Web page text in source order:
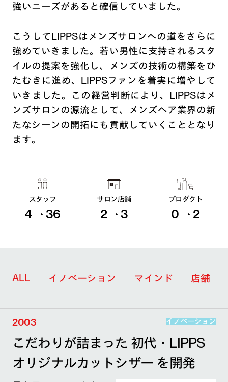
強いニーズがあると確信していました。
こうしてLIPPSはメンズサロンへの道をさらに
強めていきました。若い男性に支持されるスタ
イルの提案を強化し、メンズの技術の構築をひ
たむきに進め、LIPPSファンを着実に増やして
いきました。この経営判断により、LIPPSはメ
ンズサロンの源流として、メンズヘア業界の新
たなシーンの開拓にも貢献していくこととなり
ます。
スタッフ
4 36
サロン店舗
2 3
プロダクト
0 2
ALL イノベーション マインド 店舗
2003 イノベーション
こだわりが詰まった 初代・LIPPS
オリジナルカットシザー を開発